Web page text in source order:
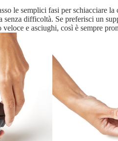
le semplici fasi per schiacciare la
senza difficoltà. Se preferisci un
e asciughi, così è sempre